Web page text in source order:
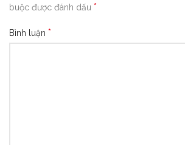
buộc được đánh dấu *
Bình luận *